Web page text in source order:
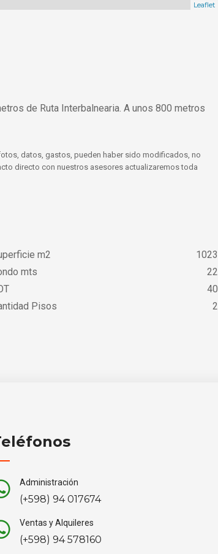
Leaflet
de Ruta Interbalnearia. A unos 800 metros
datos, gastos, pueden haber sido modificados, no
directo con nuestros asesores actualizaremos toda
m2
1023
mts
22
40
Pisos 2
Administración
(+598) 94 017674
Ventas y Alquileres
(+598) 94 578160